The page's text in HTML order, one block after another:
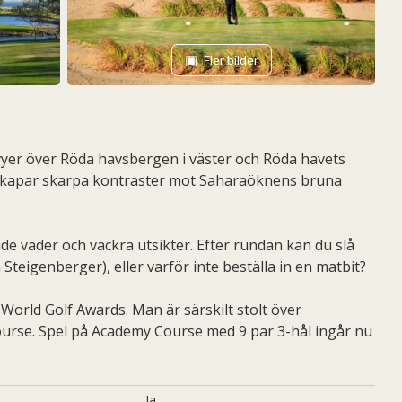
Fler bilder
över Röda havsbergen i väster och Röda havets
skarpa kontraster mot Saharaöknens bruna
väder och vackra utsikter. Efter rundan kan du slå
eller varför inte beställa in en matbit?
Golf Awards. Man är särskilt stolt över
Spel på Academy Course med 9 par 3-hål ingår nu